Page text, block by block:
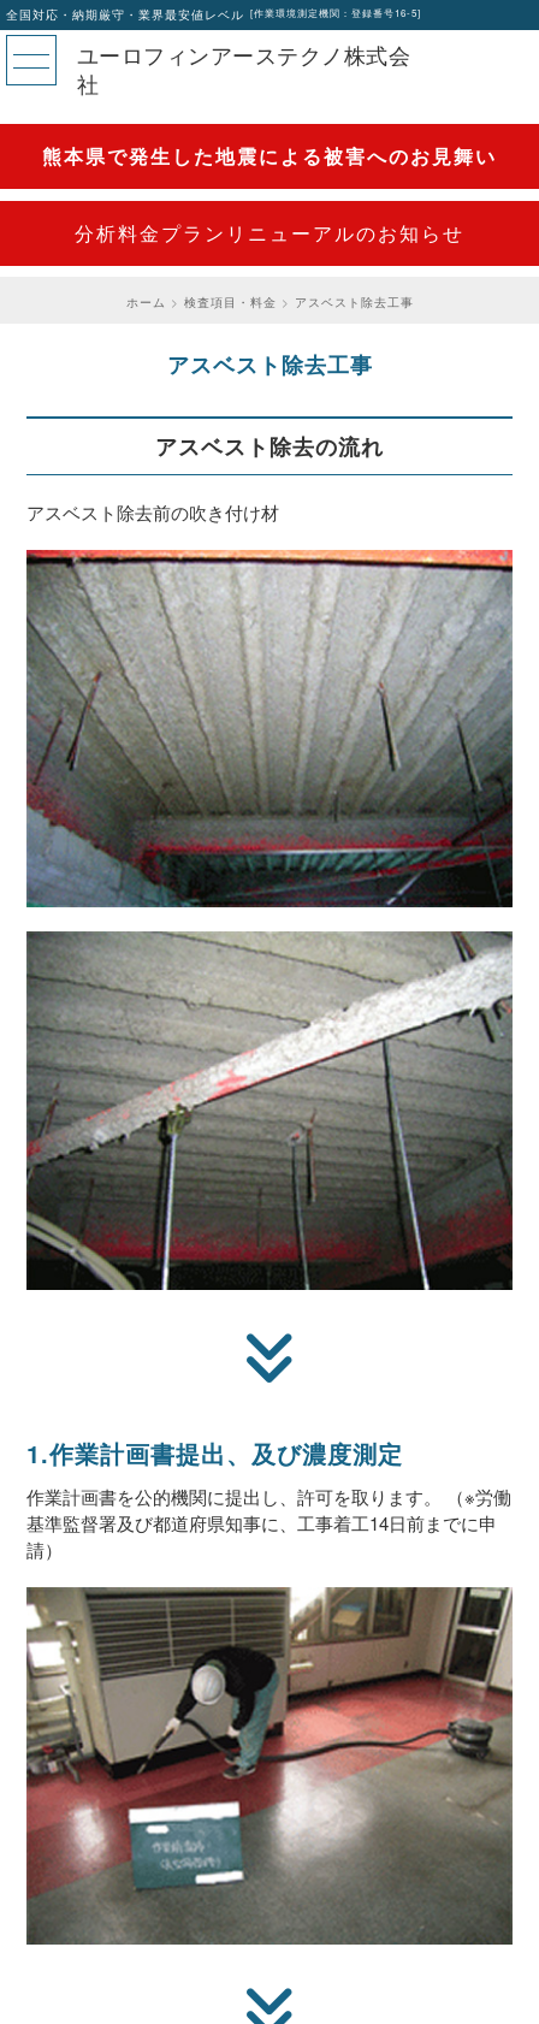
全国対応・納期厳守・業界最安値レベル [作業環境測定機関：登録番号16-5]
ユーロフィンアーステクノ株式会
社
熊本県で発生した地震による被害へのお見舞い
分析料金プランリニューアルのお知らせ
ホーム 検査項目・料金 アスベスト除去工事
アスベスト除去工事
アスベスト除去の流れ
アスベスト除去前の吹き付け材
1.作業計画書提出、及び濃度測定
作業計画書を公的機関に提出し、許可を取ります。 （※労働
基準監督署及び都道府県知事に、工事着工14日前までに申
請）